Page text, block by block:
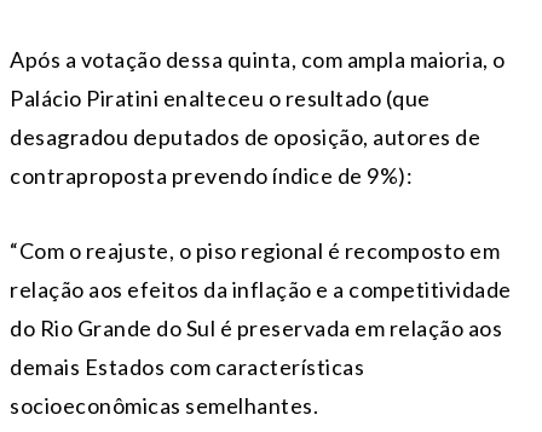
Após a votação dessa quinta, com ampla maioria, o
Palácio Piratini enalteceu o resultado (que
desagradou deputados de oposição, autores de
contraproposta prevendo índice de 9%):
“Com o reajuste, o piso regional é recomposto em
relação aos efeitos da inflação e a competitividade
do Rio Grande do Sul é preservada em relação aos
demais Estados com características
socioeconômicas semelhantes.